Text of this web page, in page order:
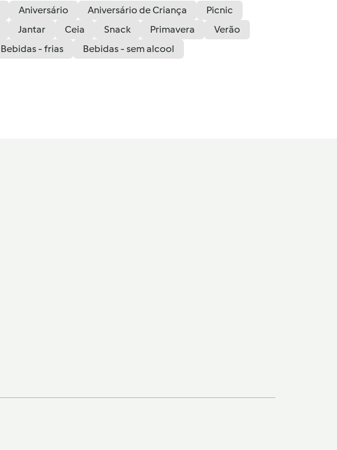
Aniversário Aniversário de Criança
Picnic
Jantar Ceia Snack Primavera
Verão
Bebidas - frias Bebidas - sem alcool